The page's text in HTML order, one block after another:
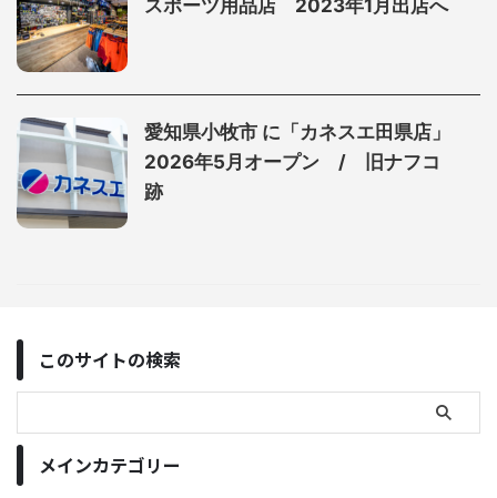
スポーツ用品店 2023年1月出店へ
愛知県小牧市 に「カネスエ田県店」
2026年5月オープン / 旧ナフコ
跡
このサイトの検索
メインカテゴリー